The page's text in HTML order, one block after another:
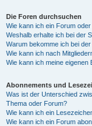
Die Foren durchsuchen
Wie kann ich ein Forum
Weshalb erhalte ich bei der
Warum bekomme ich bei
Wie kann ich nach
Wie kann ich meine eigenen
Abonnements und
Was ist der Unterschied
Thema oder Forum?
Wie kann ich ein
Wie kann ich ein Forum